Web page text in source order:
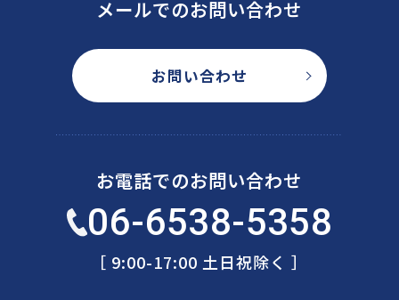
メールでのお問い合わせ
お問い合わせ
お電話でのお問い合わせ
06-6538-5358
［ 9:00-17:00 土日祝除く ］